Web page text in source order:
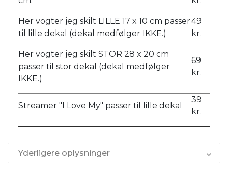
Her vogter jeg skilt LILLE 17 x 10 cm passer
til lille dekal (dekal medfølger IKKE.)
49
kr.
Her vogter jeg skilt STOR 28 x 20 cm
passer til stor dekal (dekal medfølger
IKKE.)
69
kr.
Streamer "I Love My" passer til lille dekal
39
kr.
Yderligere oplysninger